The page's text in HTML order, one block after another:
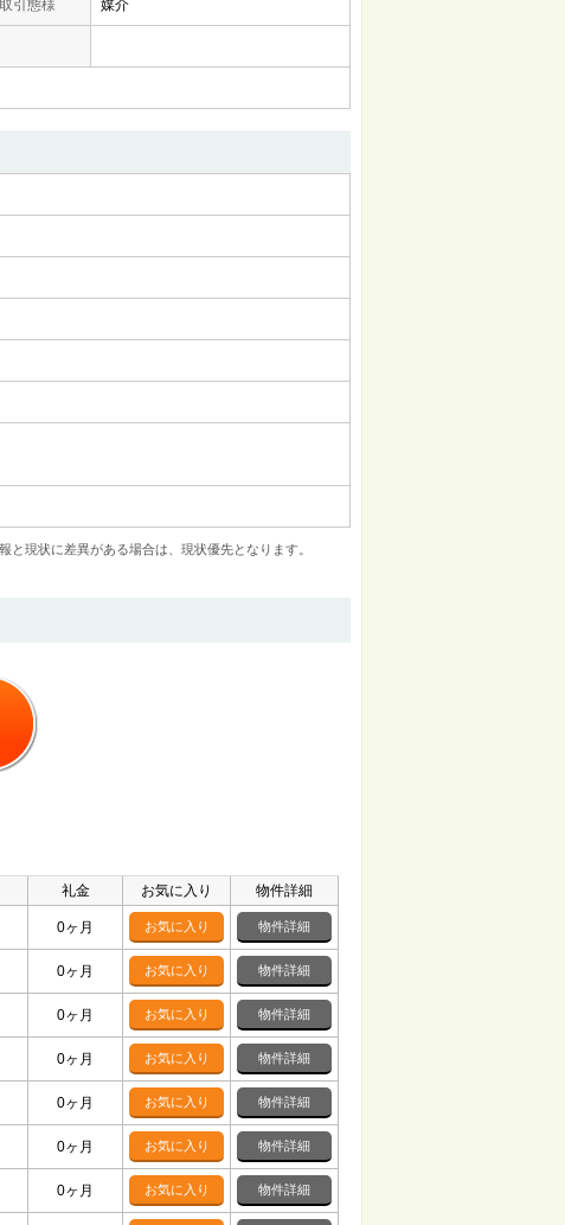
取引態様 媒介
と現状に差異がある場合は、現状優先となります。
礼金 お気に入り 物件詳細
0ヶ月 お気に入り 物件詳細
0ヶ月 お気に入り 物件詳細
0ヶ月 お気に入り 物件詳細
0ヶ月 お気に入り 物件詳細
0ヶ月 お気に入り 物件詳細
0ヶ月 お気に入り 物件詳細
0ヶ月 お気に入り 物件詳細